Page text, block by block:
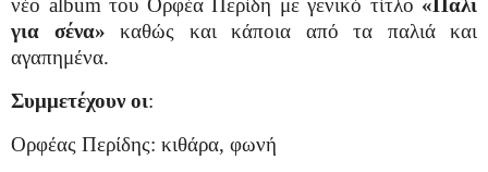
νέο album του Ορφέα Περίδη με γενικό τίτλο «Πάλι
για σένα» καθώς και κάποια από τα παλιά και
αγαπημένα.
Συμμετέχουν οι:
Ορφέας Περίδης: κιθάρα, φωνή